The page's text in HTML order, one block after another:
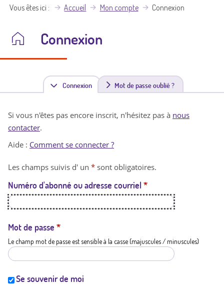
Vous êtes ici Accueil Mon compte Connexion
Connexion
Connexion(
n
t
a
t
i
Mot de passe oublié ?
Si vous n'êtes pas encore inscrit, n'hésitez pas à nous
contacter.
Aide : Comment se connecter ?
Les champs suivis d' un * sont obligatoires.
Numéro d'abonné ou adresse courriel *
Mot de passe *
Le champ mot de passe est sensible à la casse (majuscules / minuscules)
Se souvenir de moi